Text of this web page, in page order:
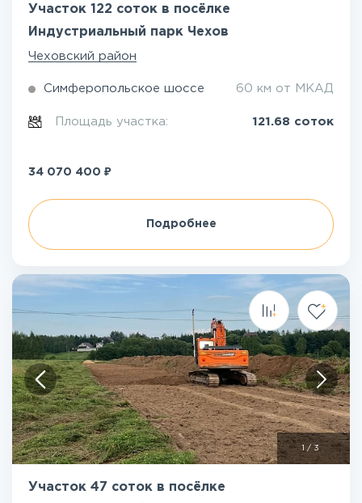
Участок 122 соток в посёлке
Индустриальный парк Чехов
Чеховский район
Симферопольское шоссе 60 км от МКАД
Площадь участка: 121.68 соток
34 070 400 ₽
Подробнее
1 / 3
Участок 47 соток в посёлке